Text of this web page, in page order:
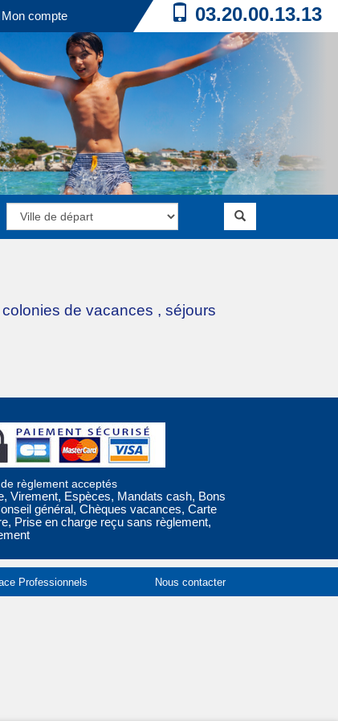
Mon compte 03.20.00.13.13
colonies de vacances , séjours
règlement acceptés
Virement, Espèces, Mandats cash, Bons
général, Chèques vacances, Carte
Prise en charge reçu sans règlement,
Professionnels Nous contacter